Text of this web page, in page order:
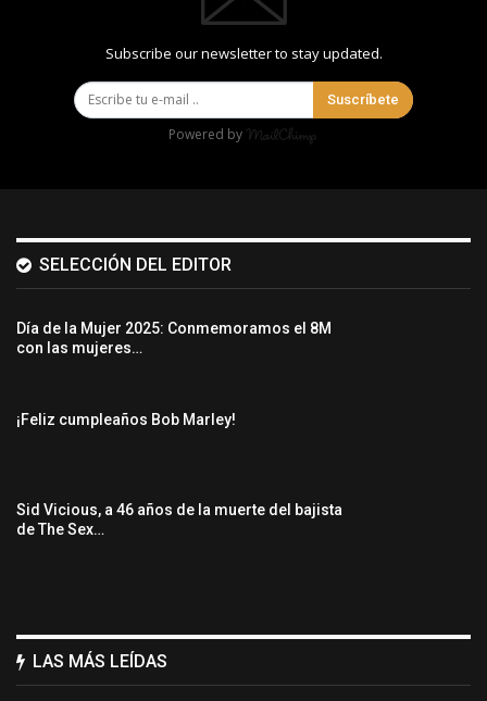
Subscribe our newsletter to stay updated.
Suscríbete
Powered by
SELECCIÓN DEL EDITOR
Día de la Mujer 2025: Conmemoramos el 8M
con las mujeres…
¡Feliz cumpleaños Bob Marley!
Sid Vicious, a 46 años de la muerte del bajista
de The Sex…
LAS MÁS LEÍDAS